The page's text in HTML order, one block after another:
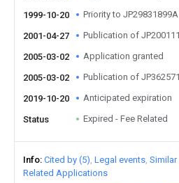
1999-10-20 Priority to JP29831899A
2001-04-27 Publication of
2005-03-02 Application granted
2005-03-02 Publication of
2019-10-20 Anticipated expiration
Status Expired - Fee Related
Info Cited by (5) Legal events
Related Applications